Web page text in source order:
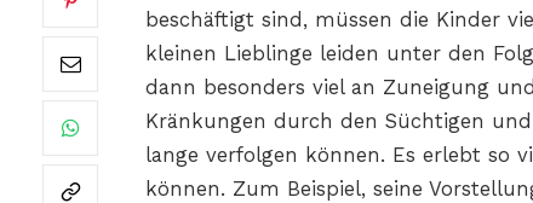
beschäftigt sind, müssen die Kinder
kleinen Lieblinge leiden unter den
dann besonders viel an Zuneigung
Kränkungen durch den Süchtigen
lange verfolgen können. Es erlebt so
können. Zum Beispiel, seine